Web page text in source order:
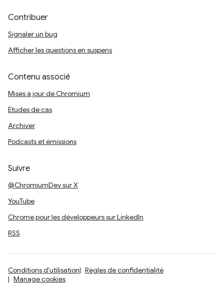
Contribuer
Signaler un bug
Afficher les questions en suspens
Contenu associé
Mises à jour de Chromium
Études de cas
Archiver
Podcasts et émissions
Suivre
@ChromiumDev sur X
YouTube
Chrome pour les développeurs sur LinkedIn
RSS
Conditions d'utilisation
Règles de confidentialité
Manage cookies